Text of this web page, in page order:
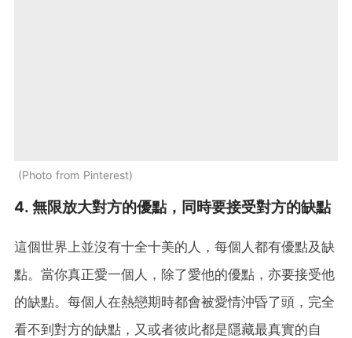
Photo from Pinterest
4. 無限放大對方的優點，同時要接受對方的缺點
這個世界上並沒有十全十美的人，每個人都有優點及缺
點。當你真正愛一個人，除了愛他的優點，亦要接受他
的缺點。每個人在熱戀期時都會被愛情沖昏了頭，完全
看不到對方的缺點，又或者彼此都是隱藏最真實的自